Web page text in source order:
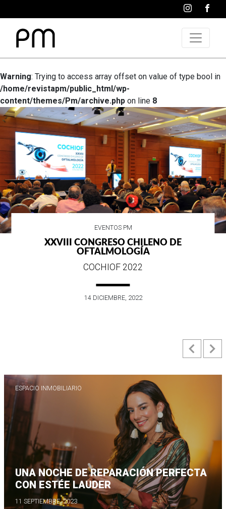
Warning: Trying to access array offset on value of type bool in
/home/revistapm/public_html/wp-
content/themes/Pm/archive.php on line 8
EVENTOS PM
XXVIII CONGRESO CHILENO DE
OFTALMOLOGÍA
COCHIOF 2022
14 DICIEMBRE, 2022
ESPACIO INMOBILIARIO
UNA NOCHE DE REPARACIÓN PERFECTA
CON ESTÉE LAUDER
11 SEPTIEMBRE, 2023